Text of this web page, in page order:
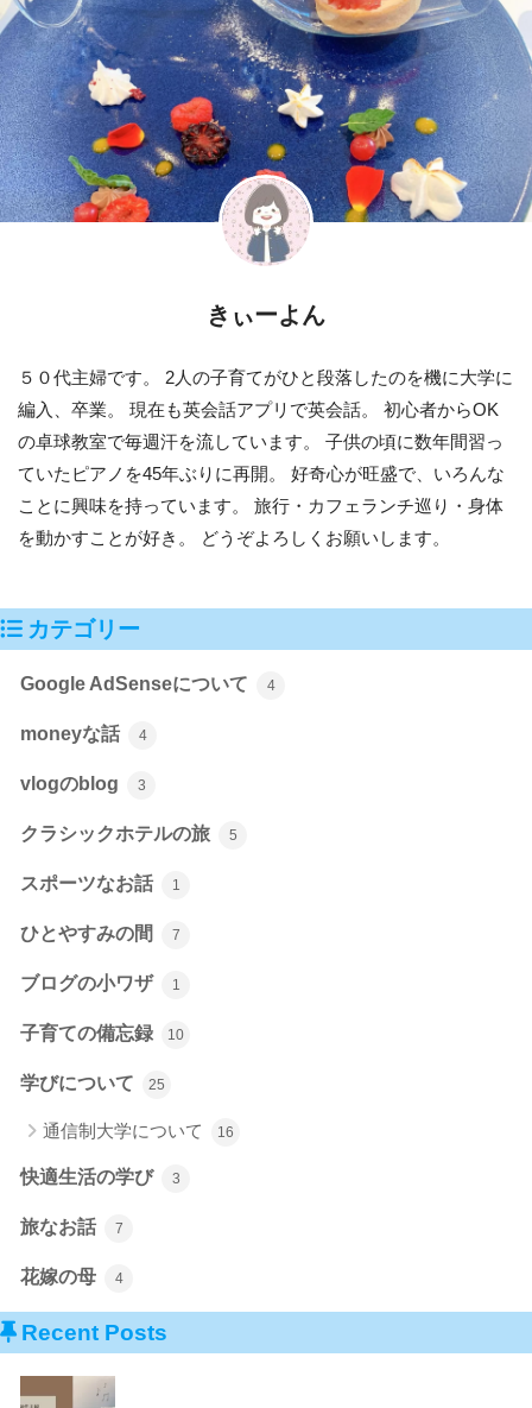
きぃーよん
５０代主婦です。 2人の子育てがひと段落したのを機に大学に
編入、卒業。 現在も英会話アプリで英会話。 初心者からOK
の卓球教室で毎週汗を流しています。 子供の頃に数年間習っ
ていたピアノを45年ぶりに再開。 好奇心が旺盛で、いろんな
ことに興味を持っています。 旅行・カフェランチ巡り・身体
を動かすことが好き。 どうぞよろしくお願いします。
カテゴリー
Google AdSenseについて 4
moneyな話 4
vlogのblog 3
クラシックホテルの旅 5
スポーツなお話 1
ひとやすみの間 7
ブログの小ワザ 1
子育ての備忘録 10
学びについて 25
通信制大学について 16
快適生活の学び 3
旅なお話 7
花嫁の母 4
Recent Posts